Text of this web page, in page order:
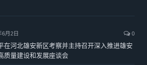
6月2日 0
在河北雄安新区考察并主持召开深入推进雄安
质量建设和发展座谈会